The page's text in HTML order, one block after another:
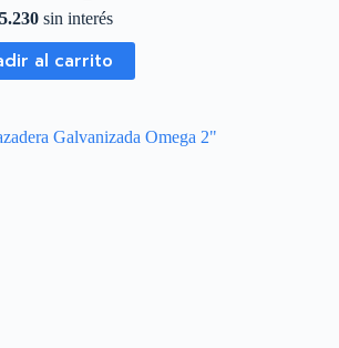
sin interés
al carrito